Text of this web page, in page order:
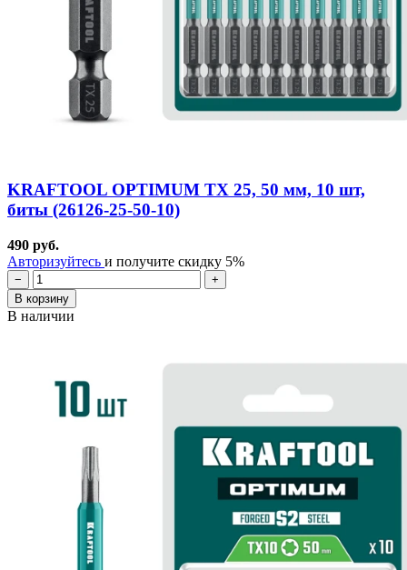
KRAFTOOL OPTIMUM TX 25, 50 мм, 10 шт,
биты (26126-25-50-10)
490 руб.
Авторизуйтесь и получите скидку 5%
−
+
В корзину
В наличии